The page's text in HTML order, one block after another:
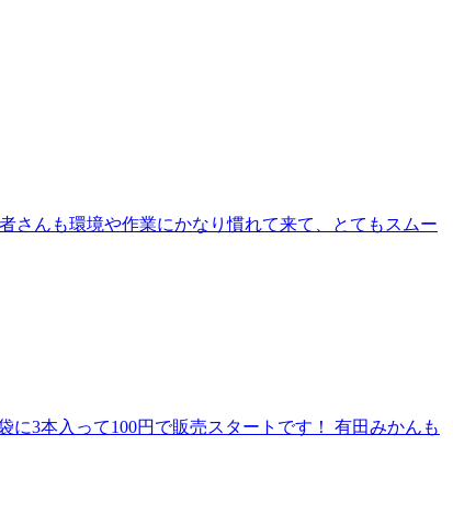
さんも環境や作業にかなり慣れて来て、とてもスムー
3本入って100円で販売スタートです！ 有田みかんも